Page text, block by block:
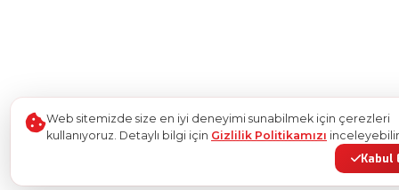
Web sitemizde size en iyi deneyimi sunabilmek için çerezleri
kullanıyoruz. Detaylı bilgi için Gizlilik Politikamızı
Kabul